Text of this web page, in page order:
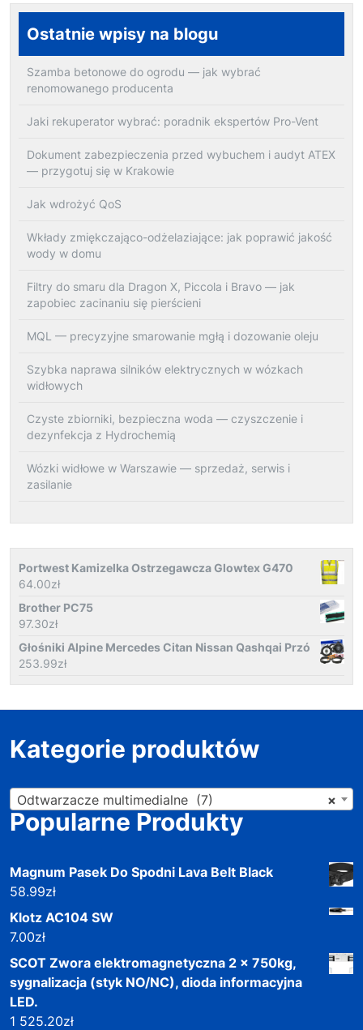
Ostatnie wpisy na blogu
Szamba betonowe do ogrodu — jak wybrać
renomowanego producenta
Jaki rekuperator wybrać: poradnik ekspertów Pro-Vent
Dokument zabezpieczenia przed wybuchem i audyt ATEX
— przygotuj się w Krakowie
Jak wdrożyć QoS
Wkłady zmiękczająco-odżelaziające: jak poprawić jakość
wody w domu
Filtry do smaru dla Dragon X, Piccola i Bravo — jak
zapobiec zacinaniu się pierścieni
MQL — precyzyjne smarowanie mgłą i dozowanie oleju
Szybka naprawa silników elektrycznych w wózkach
widłowych
Czyste zbiorniki, bezpieczna woda — czyszczenie i
dezynfekcja z Hydrochemią
Wózki widłowe w Warszawie — sprzedaż, serwis i
zasilanie
Portwest Kamizelka Ostrzegawcza Glowtex G470
64.00zł
Brother PC75
97.30zł
Głośniki Alpine Mercedes Citan Nissan Qashqai Przó
253.99zł
Kategorie produktów
×
Odtwarzacze multimedialne (7)
Popularne Produkty
Magnum Pasek Do Spodni Lava Belt Black
58.99zł
Klotz AC104 SW
7.00zł
SCOT Zwora elektromagnetyczna 2 x 750kg,
sygnalizacja (styk NO/NC), dioda informacyjna
LED.
1 525.20zł